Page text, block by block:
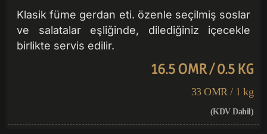
Klasik füme gerdan eti. özenle seçilmiş soslar
ve salatalar eşliğinde, dilediğiniz içecekle
birlikte servis edilir.
16.5 OMR / 0.5 KG
33 OMR / 1 kg
(KDV Dahil)